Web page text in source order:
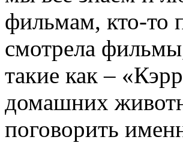
фильмам, кто-то
смотрела
такие как –
домашних
поговорить